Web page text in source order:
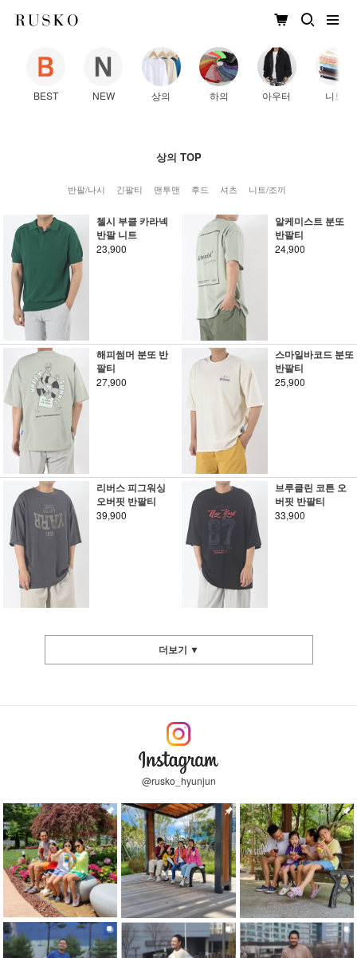
BEST NEW 상의 하의 아우터 니트
상의 TOP
반팔/나시 긴팔티 맨투맨 후드 셔츠 니트/조끼
첼시 부클 카라넥
반팔 니트
23,900
알케미스트 분또
반팔티
24,900
해피썸머 분또 반
팔티
27,900
스마일바코드 분또
반팔티
25,900
리버스 피그워싱
오버핏 반팔티
39,900
브루클린 코튼 오
버핏 반팔티
33,900
더보기 ▼
@rusko_hyunjun